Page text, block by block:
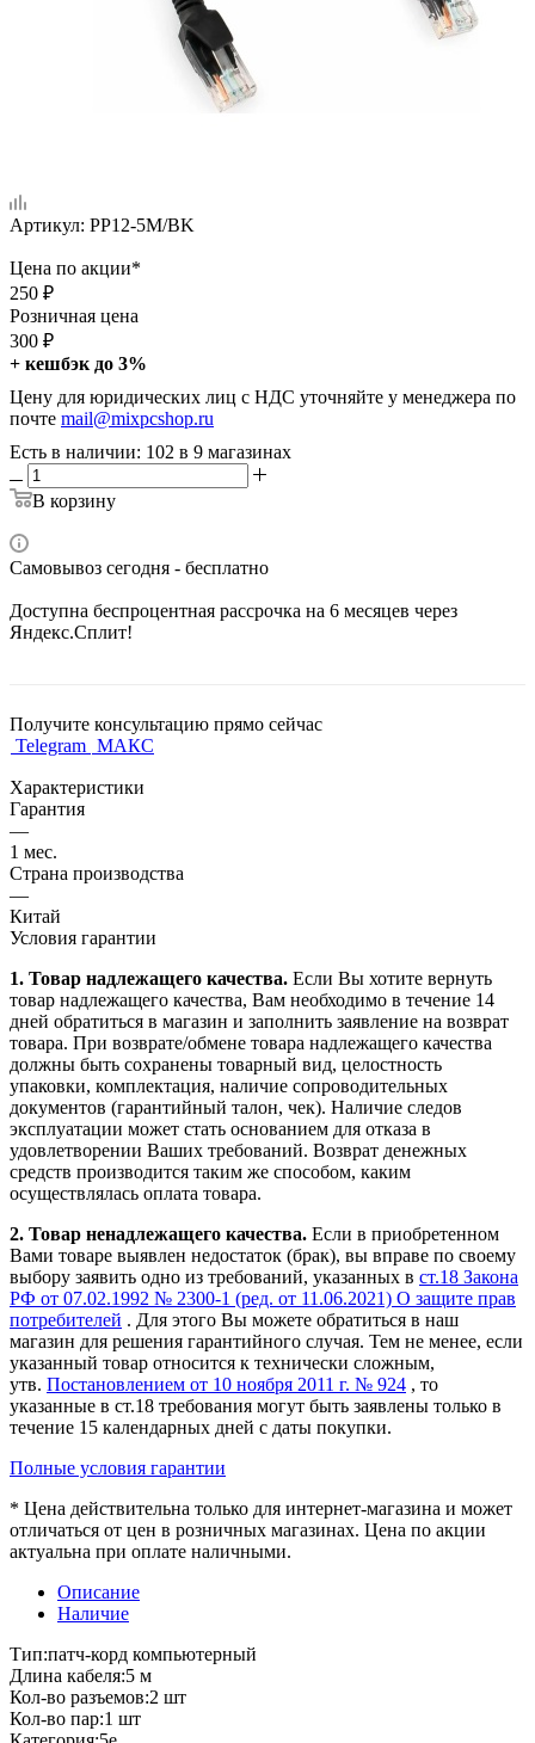
Артикул: PP12-5M/BK
Цена по акции*
250 ₽
Розничная цена
300 ₽
+ кешбэк до 3%
Цену для юридических лиц с НДС уточняйте у менеджера по
почте mail@mixpcshop.ru
Есть в наличии: 102 в 9 магазинах
В корзину
Самовывоз сегодня - бесплатно
Доступна беспроцентная рассрочка на 6 месяцев через
Яндекс.Сплит!
Получите консультацию прямо сейчас
Telegram МАКС
Характеристики
Гарантия
—
1 мес.
Страна производства
—
Китай
Условия гарантии
1. Товар надлежащего качества. Если Вы хотите вернуть
товар надлежащего качества, Вам необходимо в течение 14
дней обратиться в магазин и заполнить заявление на возврат
товара. При возврате/обмене товара надлежащего качества
должны быть сохранены товарный вид, целостность
упаковки, комплектация, наличие сопроводительных
документов (гарантийный талон, чек). Наличие следов
эксплуатации может стать основанием для отказа в
удовлетворении Ваших требований. Возврат денежных
средств производится таким же способом, каким
осуществлялась оплата товара.
2. Товар ненадлежащего качества. Если в приобретенном
Вами товаре выявлен недостаток (брак), вы вправе по своему
выбору заявить одно из требований, указанных в ст.18 Закона
РФ от 07.02.1992 № 2300-1 (ред. от 11.06.2021) О защите прав
потребителей . Для этого Вы можете обратиться в наш
магазин для решения гарантийного случая. Тем не менее, если
указанный товар относится к технически сложным,
утв. Постановлением от 10 ноября 2011 г. № 924 , то
указанные в ст.18 требования могут быть заявлены только в
течение 15 календарных дней с даты покупки.
Полные условия гарантии
* Цена действительна только для интернет-магазина и может
отличаться от цен в розничных магазинах. Цена по акции
актуальна при оплате наличными.
Описание
Наличие
Тип:патч-корд компьютерный
Длина кабеля:5 м
Кол-во разъемов:2 шт
Кол-во пар:1 шт